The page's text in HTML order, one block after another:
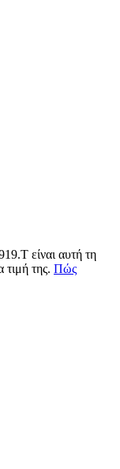
είναι αυτή τη
τιμή της. Πώς